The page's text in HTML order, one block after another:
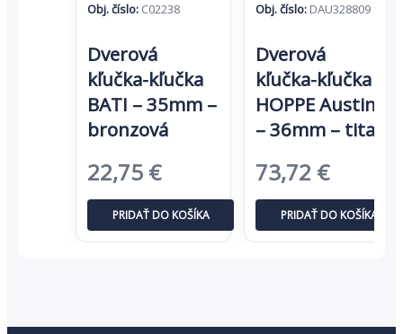
Obj. číslo: C02238
Dverová
kľučka-kľučka
BATI – 35mm –
bronzová
Pôvodná
cena
bola:
22,75 €Aktuálna
cena
je:
PRIDAŤ DO KOŠÍKA
Obj. číslo: DAU328809
Dverová
kľučka-kľučka
HOPPE Austin
– 36mm – titan
Pôvodná
cena
bola:
73,72 €
cena
je:
PRIDAŤ DO KOŠÍKA